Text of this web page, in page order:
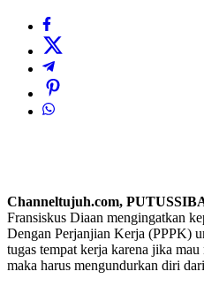
Channeltujuh.com,
Fransiskus Diaan mengingatkan
Dengan Perjanjian Kerja (PPPK)
tugas tempat kerja karena jika
maka harus mengundurkan diri